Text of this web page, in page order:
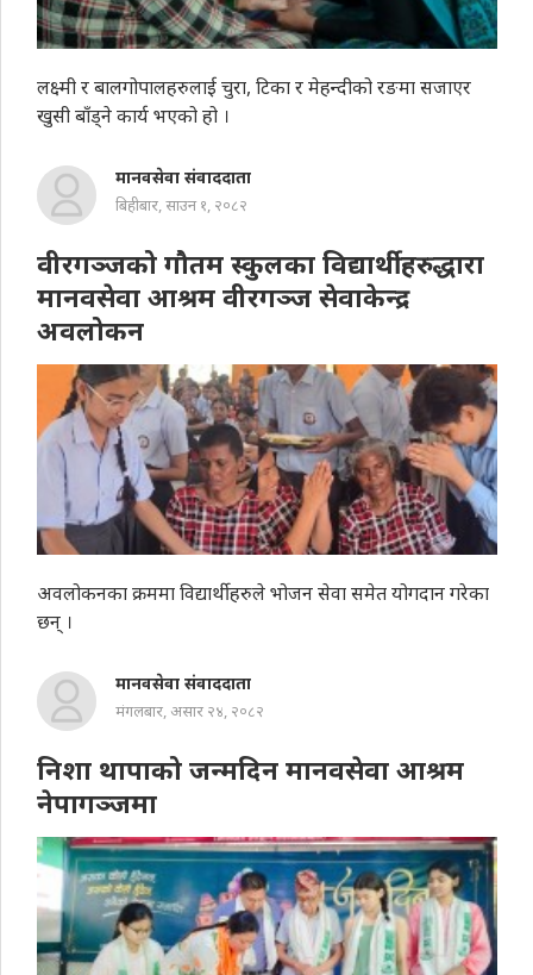
लक्ष्मी र बालगोपालहरुलाई चुरा, टिका र मेहन्दीको रङमा सजाएर
खुसी बाँड्ने कार्य भएको हो ।
मानवसेवा संवाददाता
बिहीबार, साउन १, २०८२
वीरगञ्जको गौतम स्कुलका विद्यार्थीहरुद्धारा
मानवसेवा आश्रम वीरगञ्ज सेवाकेन्द्र
अवलोकन
अवलोकनका क्रममा विद्यार्थीहरुले भोजन सेवा समेत योगदान गरेका
छन् ।
मानवसेवा संवाददाता
मंगलबार, असार २४, २०८२
निशा थापाको जन्मदिन मानवसेवा आश्रम
नेपागञ्जमा